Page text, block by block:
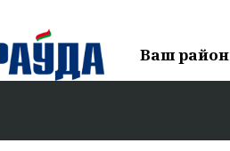
Ваш район
В